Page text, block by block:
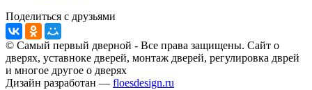
Поделиться с друзьями
© Самый первый дверной - Все права защищены. Сайт о
дверях, уставноке дверей, монтаж дверей, регулировка дврей
и многое другое о дверях
Дизайн разработан — floesdesign.ru